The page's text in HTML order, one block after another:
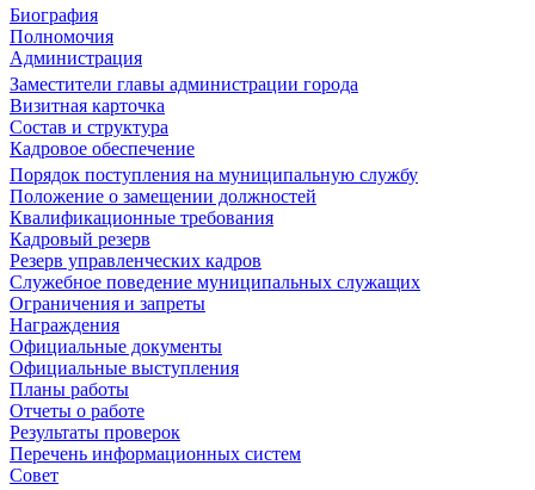
Биография
Полномочия
Администрация
Заместители главы администрации города
Визитная карточка
Состав и структура
Кадровое обеспечение
Порядок поступления на муниципальную службу
Положение о замещении должностей
Квалификационные требования
Кадровый резерв
Резерв управленческих кадров
Служебное поведение муниципальных служащих
Ограничения и запреты
Награждения
Официальные документы
Официальные выступления
Планы работы
Отчеты о работе
Результаты проверок
Перечень информационных систем
Совет